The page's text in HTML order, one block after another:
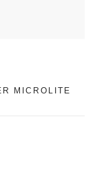
MICROLITE